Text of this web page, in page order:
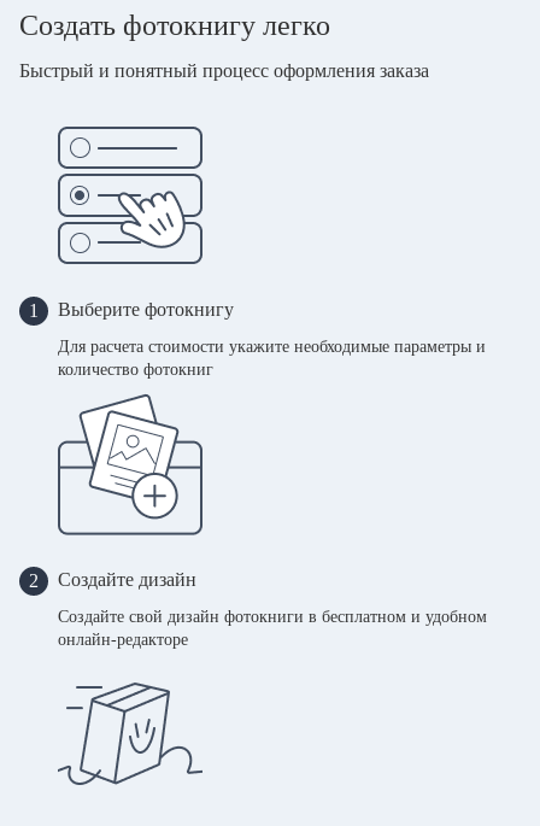
Создать фотокнигу легко
Быстрый и понятный процесс оформления заказа
1 Выберите фотокнигу
Для расчета стоимости укажите необходимые параметры и
количество фотокниг
2 Создайте дизайн
Создайте свой дизайн фотокниги в бесплатном и удобном
онлайн-редакторе